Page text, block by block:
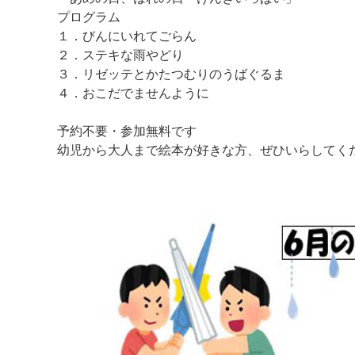
プログラム
１．びんにいれてごらん
２．ステキな雨やどり
３．リゼッテとかたつむりのうばぐるま
４．おこだでませんように
予約不要・参加無料です
幼児から大人まで絵本が好きな方、ぜひいらしてく